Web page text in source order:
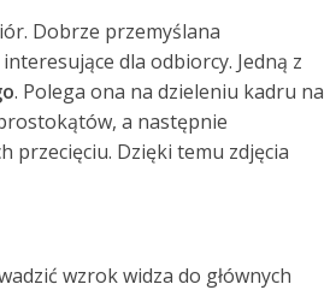
Dobrze przemyślana
dla odbiorcy. Jedną z
. Polega ona na dzieleniu kadru na
a następnie
przecięciu. Dzięki temu zdjęcia
wzrok widza do głównych